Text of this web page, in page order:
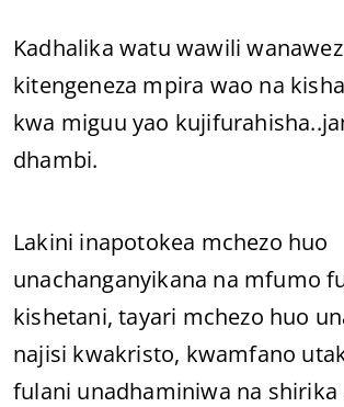
Kadhalika watu wawili
kitengeneza mpira wao na
kwa miguu yao
dhambi.
Lakini inapotokea mchezo huo
unachanganyikana na mfumo
kishetani, tayari mchezo huo
najisi kwakristo, kwamfano
fulani unadhaminiwa na shirika